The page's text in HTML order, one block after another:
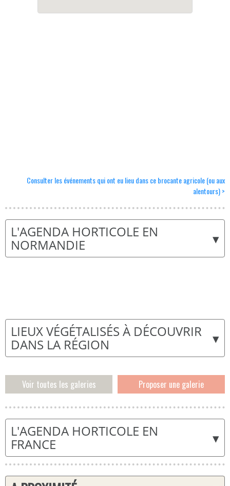
Consulter les événements qui ont eu lieu dans ce brocante agricole (ou aux
alentours) >
▾
L'AGENDA HORTICOLE EN
NORMANDIE
▾
LIEUX VÉGÉTALISÉS À DÉCOUVRIR
DANS LA RÉGION
Voir toutes les galeries Proposer une galerie
▾
L'AGENDA HORTICOLE EN
FRANCE